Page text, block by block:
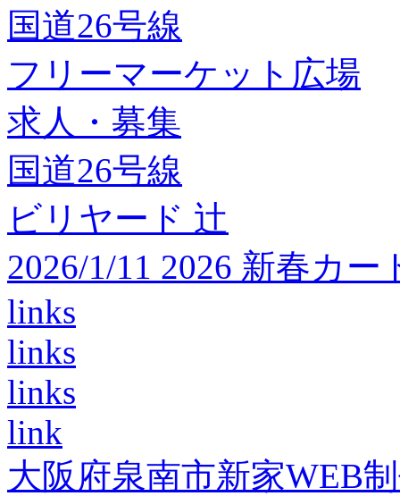
国道26号線
フリーマーケット広場
求人・募集
国道26号線
ビリヤード 辻
2026/1/11 2026 新春カ
links
links
links
link
大阪府泉南市新家WEB